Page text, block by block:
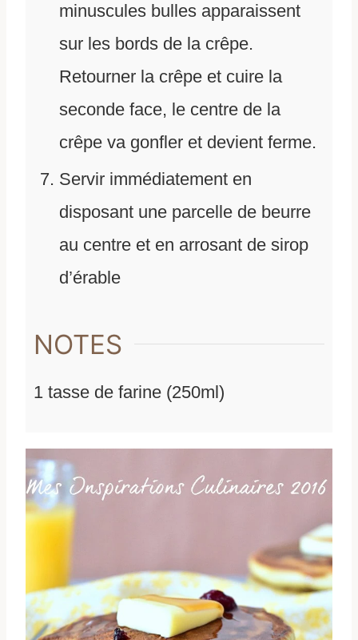
minuscules bulles apparaissent
sur les bords de la crêpe.
Retourner la crêpe et cuire la
seconde face, le centre de la
crêpe va gonfler et devient ferme.
Servir immédiatement en
disposant une parcelle de beurre
au centre et en arrosant de sirop
d’érable
NOTES
1 tasse de farine (250ml)